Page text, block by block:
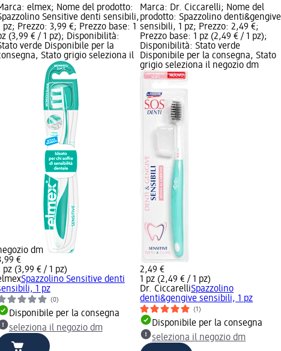
elmex; Nome del prodotto:
Sensitive denti sensibili,
pz; Prezzo: 3,99 €; Prezzo base: 1
(3,99 € / 1 pz); Disponibilità:
verde Disponibile per la
Stato grigio seleziona il
dm
€
pz (3,99 € / 1 pz)
Spazzolino Sensitive denti
1 pz
(0)
Disponibile per la consegna
seleziona il negozio dm
Marca: Dr. Ciccarelli; Nome del
prodotto: Spazzolino denti&gengive
sensibili, 1 pz; Prezzo: 2,49 €;
Prezzo base: 1 pz (2,49 € / 1 pz);
Disponibilità: Stato verde
Disponibile per la consegna, Stato
grigio seleziona il negozio dm
2,49 €
1 pz (2,49 € / 1 pz)
Dr. CiccarelliSpazzolino
denti&gengive sensibili, 1 pz
(1)
Disponibile per la consegna
seleziona il negozio dm